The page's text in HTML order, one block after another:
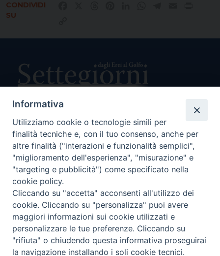
CONDIVIDI
SU
Direttore Responsabile Giuseppe Rabita
Direttore Amministrativo Salvatore Bruno
Editore e Proprietà Opera di Religione della Diocesi di Piazza
Armerina,
Via Cammarata, 21 – Piazza Armerina
P. I. 01121870867
Autorizzazione Tribunale di Enna n. 113 del 24/2/2007
SEGUICI SU:
CHI SIAMO PRIVACY POLICY
Informativa
Utilizziamo cookie o tecnologie simili per
finalità tecniche e, con il tuo consenso, anche per
altre finalità ("interazioni e funzionalità semplici",
"miglioramento dell'esperienza", "misurazione" e
"targeting e pubblicità") come specificato nella
cookie policy.
Cliccando su "accetta" acconsenti all'utilizzo dei
cookie. Cliccando su "personalizza" puoi avere
maggiori informazioni sui cookie utilizzati e
personalizzare le tue preferenze. Cliccando su
"rifiuta" o chiudendo questa informativa proseguirai
la navigazione installando i soli cookie tecnici.